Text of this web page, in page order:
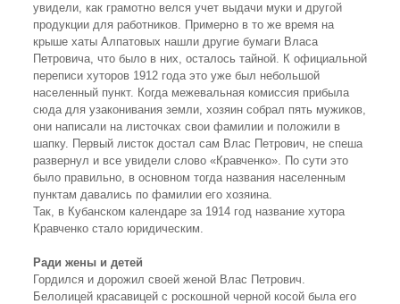
увидели, как грамотно велся учет выдачи муки и другой
продукции для работников. Примерно в то же время на
крыше хаты Алпатовых нашли другие бумаги Власа
Петровича, что было в них, осталось тайной. К официальной
переписи хуторов 1912 года это уже был небольшой
населенный пункт. Когда межевальная комиссия прибыла
сюда для узаконивания земли, хозяин собрал пять мужиков,
они написали на листочках свои фамилии и положили в
шапку. Первый листок достал сам Влас Петрович, не спеша
развернул и все увидели слово «Кравченко». По сути это
было правильно, в основном тогда названия населенным
пунктам давались по фамилии его хозяина.
Так, в Кубанском календаре за 1914 год название хутора
Кравченко стало юридическим.
Ради жены и детей
Гордился и дорожил своей женой Влас Петрович.
Белолицей красавицей с роскошной черной косой была его